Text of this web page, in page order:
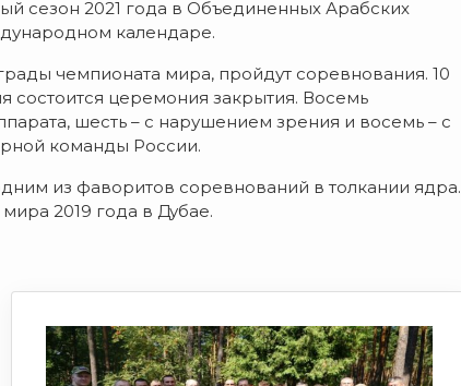
сезон 2021 года в Объединенных Арабских
календаре.
чемпионата мира, пройдут соревнования. 10
состоится церемония закрытия. Восемь
шесть – с нарушением зрения и восемь – с
команды России.
из фаворитов соревнований в толкании ядра.
2019 года в Дубае.